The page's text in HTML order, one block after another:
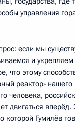
управления
если мы
и укрепляем
что этому
реактор»
человека,
двигаться вперёд.
которой Гумилёв